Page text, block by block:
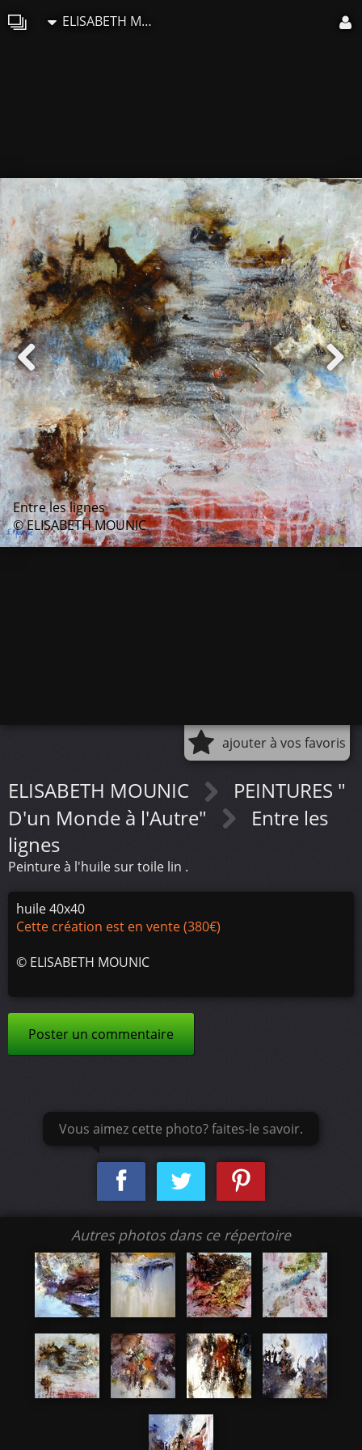
ELISABETH MOUNIC
Entre les lignes
© ELISABETH MOUNIC
ajouter à vos favoris
ELISABETH MOUNIC
PEINTURES "
D'un Monde à l'Autre"
Entre les
lignes
Peinture à l'huile sur toile lin .
huile 40x40
Cette création est en vente (380€)
© ELISABETH MOUNIC
Poster un commentaire
Vous aimez cette photo? faites-le savoir.
Autres photos dans ce répertoire